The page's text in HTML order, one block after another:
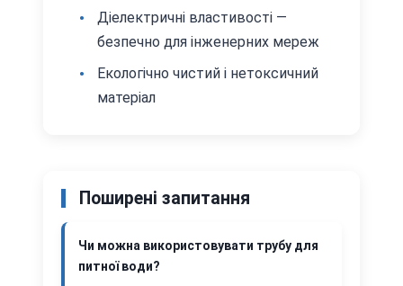
Діелектричні властивості —
безпечно для інженерних мереж
Екологічно чистий і нетоксичний
матеріал
Поширені запитання
Чи можна використовувати трубу для
питної води?